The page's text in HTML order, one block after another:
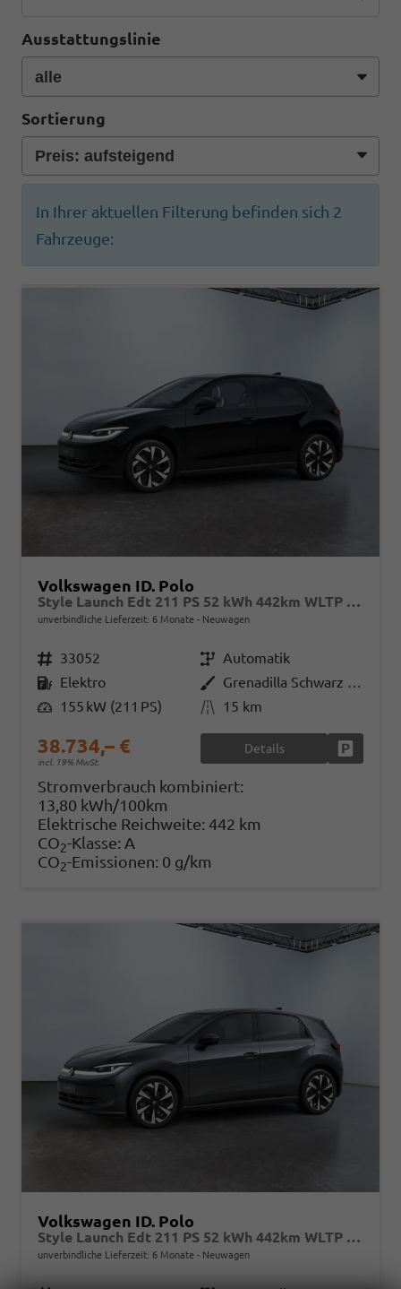
Ausstattungslinie
Sortierung
In Ihrer aktuellen Filterung befinden sich 2
Fahrzeuge:
Volkswagen ID. Polo
Style Launch Edt 211 PS 52 kWh 442km WLTP 2027 +AHK +Pano +360° ParkAssistPro +ACC +TravelAssist +BlindSpot +FrontAssist +Matrix +DynamicLightAssist +Navi +CarPlay +Keyless +Sitzhzg +Lenkradhzg +Massage +Climatronic +18"Alu +V2L
unverbindliche Lieferzeit: 6 Monate Neuwagen
Fahrzeugnr. 33052 GetriebeAutomatik
Kraftstoff Elektro Außenfarbe
Grenadilla Schwarz Metallic
Leistung 155 kW (211 PS) Kilometerstand 15 km
38.734,– €
incl. 19% MwSt.
Details
Stromverbrauch kombiniert:
13,80 kWh/100km
Elektrische Reichweite: 442 km
CO2-Klasse: A
CO2-Emissionen: 0 g/km
Volkswagen ID. Polo
Style Launch Edt 211 PS 52 kWh 442km WLTP 2027 +AHK +Pano +360° ParkAssistPro +ACC +TravelAssist +BlindSpot +FrontAssist +Matrix +DynamicLightAssist +Navi +CarPlay +Keyless +Sitzhzg +Lenkradhzg +Massage +Climatronic +18"Alu +V2L
unverbindliche Lieferzeit: 6 Monate Neuwagen